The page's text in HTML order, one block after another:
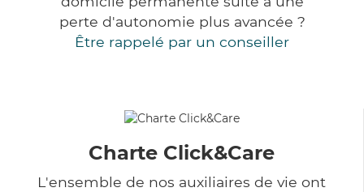
perte d'autonomie plus avancée ?
Être rappelé par un conseiller
Charte Click&Care
L'ensemble de nos auxiliaires de vie ont